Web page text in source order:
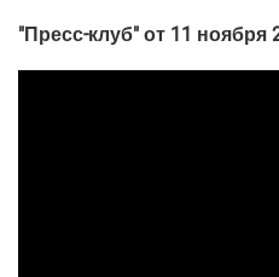
"Пресс-клуб" от 11 ноября